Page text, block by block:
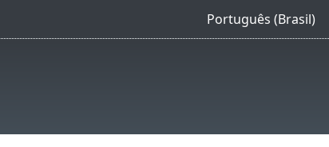
Português (Brasil)